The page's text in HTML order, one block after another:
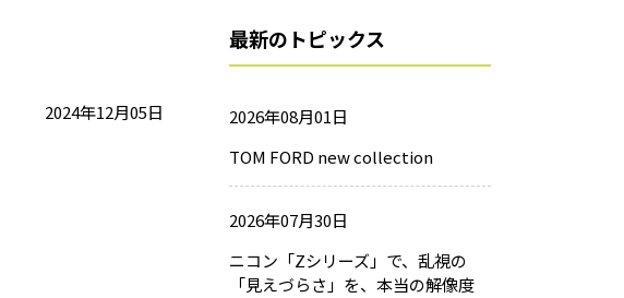
2024年12月05日
最新のトピックス
2026年08月01日
TOM FORD new collection
2026年07月30日
ニコン「Zシリーズ」で、乱視の
「見えづらさ」を、本当の解像度